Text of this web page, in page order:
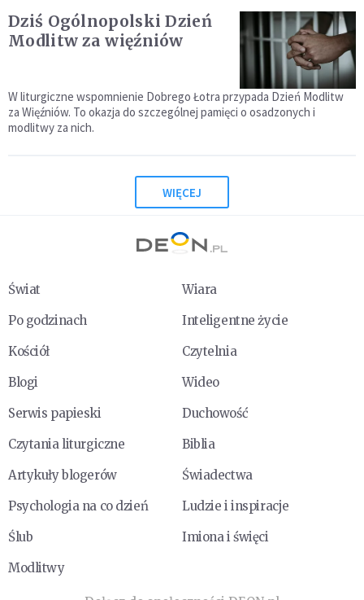
Dziś Ogólnopolski Dzień
Modlitw za więźniów
W liturgiczne wspomnienie Dobrego Łotra przypada Dzień Modlitw
za Więźniów. To okazja do szczególnej pamięci o osadzonych i
modlitwy za nich.
WIĘCEJ
Świat
Wiara
Po godzinach
Inteligentne życie
Kościół
Czytelnia
Blogi
Wideo
Serwis papieski
Duchowość
Czytania liturgiczne
Biblia
Artykuły blogerów
Świadectwa
Psychologia na co dzień
Ludzie i inspiracje
Ślub
Imiona i święci
Modlitwy